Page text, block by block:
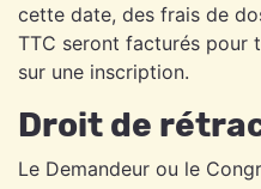
cette date, des frais de
TTC seront facturés pour
sur une inscription.
Droit de
Le Demandeur ou le